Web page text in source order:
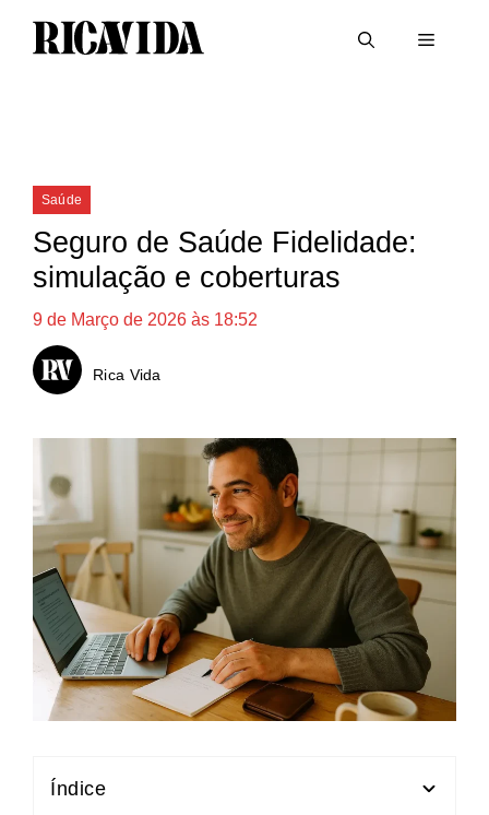
Categorias
Saúde
Seguro de Saúde Fidelidade:
simulação e coberturas
9 de Março de 2026 às 18:52
Rica Vida
Índice